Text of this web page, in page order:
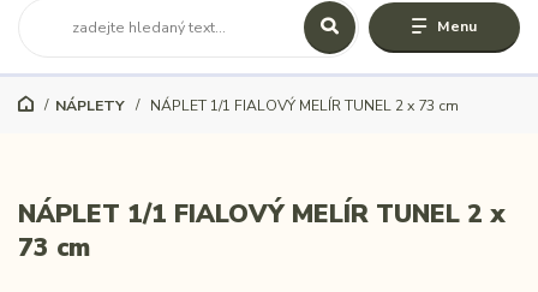
Menu
NÁPLETY NÁPLET 1/1 FIALOVÝ MELÍR TUNEL 2 x 73 cm
NÁPLET 1/1 FIALOVÝ MELÍR TUNEL 2 x
73 cm